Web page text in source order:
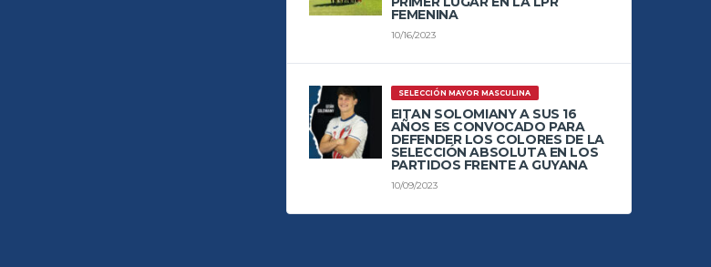
FEMENINA
10/16/2023
SELECCIÓN MAYOR MASCULINA
EITAN SOLOMIANY A SUS 16
AÑOS ES CONVOCADO PARA
DEFENDER LOS COLORES DE LA
SELECCIÓN ABSOLUTA EN LOS
PARTIDOS FRENTE A GUYANA
10/09/2023